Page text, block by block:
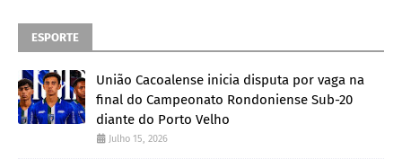
ESPORTE
União Cacoalense inicia disputa por vaga na
final do Campeonato Rondoniense Sub-20
diante do Porto Velho
Julho 15, 2026